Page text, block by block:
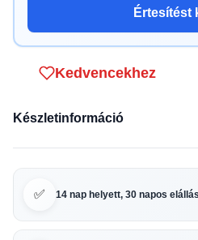
Értesítést
Kedvencekhez
Készletinformáció
✅ 14 nap helyett, 30 napos